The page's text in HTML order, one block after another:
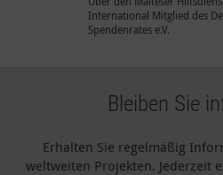
International Mitglied des
Spendenrates e.V.
Bleiben Sie
Erhalten Sie regelmäßig
weltweiten Projekten. Jederzeit